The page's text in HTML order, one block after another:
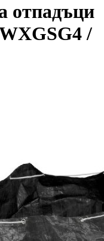
отпадъци
/